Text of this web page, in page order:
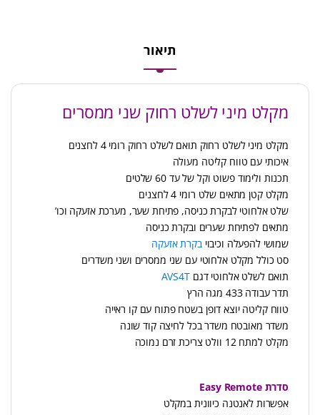
תיאור
מקלט מיני לשלט רחוק שני ממסרים
מקלט מיני לשלט רחוק תואם לשלט רחוק רומי 4 לחצנים
איכותי עם טווח קליטה מעולה
תכנות ולימוד פשוט וקל של עד 60 שלטים
מקלט קטן מתאים שלט רומי 4 לחצנים
שלט אלחוטי לבקרת כניסה, פתיחת שער, מערכת אזעקה וכו’
מתאים לפתיחת שערים ובקרת כניסה
שמושי להפעלה וכיבויבקרת אזעקה
סט כולל מקלט אלחוטי עם שני ממסרים ושני משדרים
תואם לשלט אלחוטי דגםAVS4T
תדר עבודה 433 מגה הרץ
טווח קליטה יוצא דופן בשטח פתוח עם קו ראייה
משדר מאובטח משדר בכל לחיצה קוד שונה
מקלט למתח 12 וולט צריכת זרם נמוכה
סדרת Easy Remote
אפשרות לאנטנה כיוונית במקלט